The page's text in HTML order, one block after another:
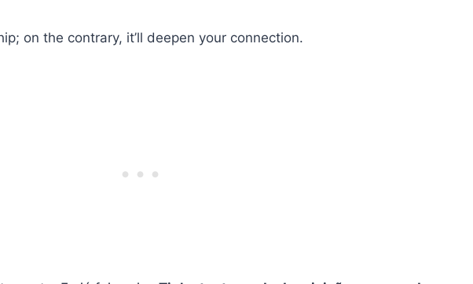
on the contrary, it’ll deepen your connection.